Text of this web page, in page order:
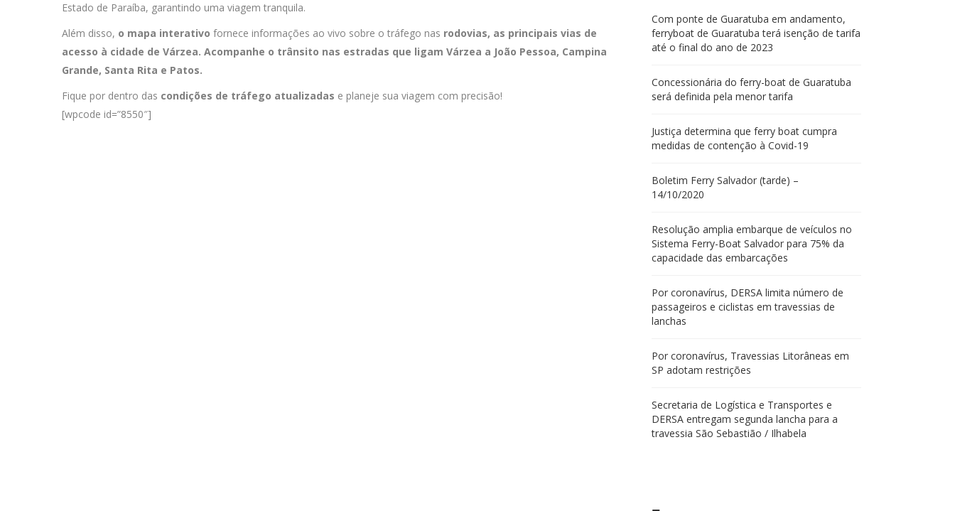
Estado de Paraíba, garantindo uma viagem tranquila.
Além disso, o mapa interativo fornece informações ao vivo sobre o tráfego nas rodovias, as principais vias de
acesso à cidade de Várzea. Acompanhe o trânsito nas estradas que ligam Várzea a João Pessoa, Campina
Grande, Santa Rita e Patos.
Fique por dentro das condições de tráfego atualizadas e planeje sua viagem com precisão!
[wpcode id=”8550″]
Com ponte de Guaratuba em andamento,
ferryboat de Guaratuba terá isenção de tarifa
até o final do ano de 2023
Concessionária do ferry-boat de Guaratuba
será definida pela menor tarifa
Justiça determina que ferry boat cumpra
medidas de contenção à Covid-19
Boletim Ferry Salvador (tarde) –
14/10/2020
Resolução amplia embarque de veículos no
Sistema Ferry-Boat Salvador para 75% da
capacidade das embarcações
Por coronavírus, DERSA limita número de
passageiros e ciclistas em travessias de
lanchas
Por coronavírus, Travessias Litorâneas em
SP adotam restrições
Secretaria de Logística e Transportes e
DERSA entregam segunda lancha para a
travessia São Sebastião / Ilhabela